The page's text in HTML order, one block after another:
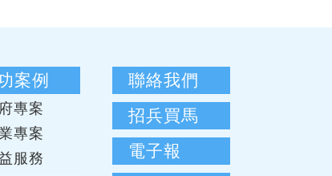
案例
專案
專案
服務
聯絡我們
招兵買馬
電子報